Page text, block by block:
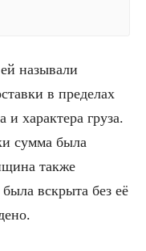
называли
в пределах
и характера груза.
сумма была
также
вскрыта без её